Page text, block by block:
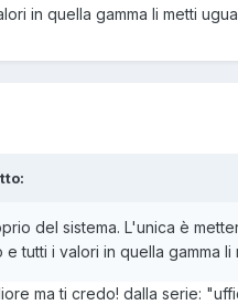
in quella gamma li metti
del sistema. L'unica è
tutti i valori in quella gamma
ma ti credo! dalla serie: